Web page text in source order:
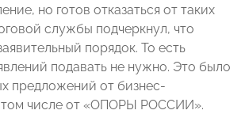
но готов отказаться от таких
службы подчеркнул, что
порядок. То есть
подавать не нужно. Это было
предложений от бизнес-
том числе от «ОПОРЫ РОССИИ».